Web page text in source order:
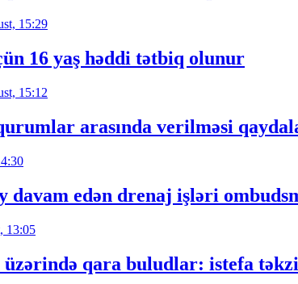
15:29
16 yaş həddi tətbiq olunur
15:12
arasında verilməsi
davam edən drenaj işləri
13:05
qara buludlar: istefa